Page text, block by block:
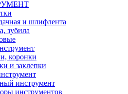
и шлифлента
зубила
коронки
и заклепки
инструмент
инструментов